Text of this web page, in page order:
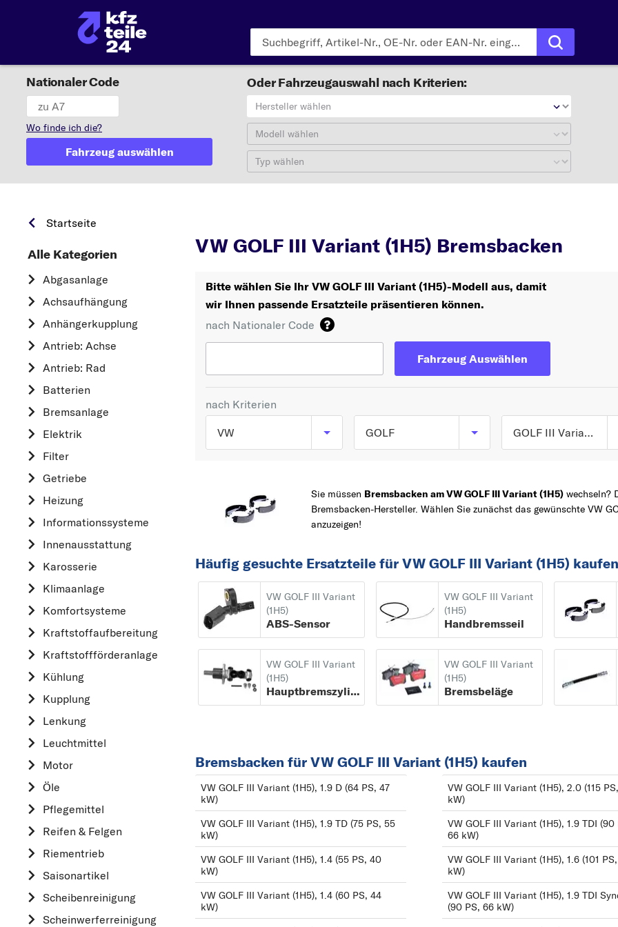
Nationaler Code
Wo finde ich die?
Fahrzeug auswählen
Oder Fahrzeugauswahl nach Kriterien:
Hersteller wählen
Modell wählen
Typ wählen
Startseite
Alle Kategorien
Abgasanlage
Achsaufhängung
Anhängerkupplung
Antrieb: Achse
Antrieb: Rad
Batterien
Bremsanlage
Elektrik
Filter
Getriebe
Heizung
Informationssysteme
Innenausstattung
Karosserie
Klimaanlage
Komfortsysteme
Kraftstoff­aufbereitung
Kraftstoff­förderanlage
Kühlung
Kupplung
Lenkung
Leuchtmittel
Motor
Öle
Pflegemittel
Reifen & Felgen
Riementrieb
Saisonartikel
Scheibenreinigung
Scheinwerferreinigung
VW GOLF III Variant (1H5) Bremsbacken
Bitte wählen Sie Ihr VW GOLF III Variant (1H5)-Modell aus, damit
wir Ihnen passende Ersatzteile präsentieren können.
nach Nationaler Code
Fahrzeug Auswählen
nach Kriterien
VW
OPEL
AUDI
ALFA ROMEO
AUDI
BMW
D
DACIA
DAIHATSU
F
FIAT
FORD
HONDA
GOLF
POLO
CADDY
181
CADDY
CC
CRAFTER 30-35
CRAFTER 30-50
E
EOS
GOLF III Variant (1H5) ab 07/1993 bis 04/1999
GOLF I Cabriolet
GOLF II (19E, 1G1) ab
08/1983 bis 12/1992
GOLF III (1H1) ab
GOLF III Cabriolet
(1E7) ab 07/1993 bis
04/1999
GOLF IV (1J1) ab
GOLF IV Cabriolet
06/2002
GOLF IV Variant
ab 05/1999 bis
Sie müssen Bremsbacken am VW GOLF III Variant (1H5) wechseln?
Bremsbacken-Hersteller. Wählen Sie zunächst das gewünschte VW
anzuzeigen!
Häufig gesuchte Ersatzteile für VW GOLF III Variant (1H5) kaufen
VW GOLF III Variant
(1H5)
ABS-Sensor
VW GOLF III Variant
(1H5)
Handbremsseil
VW GOLF III Variant
(1H5)
Hauptbremszylinder
VW GOLF III Variant
(1H5)
Bremsbeläge
Bremsbacken für VW GOLF III Variant (1H5) kaufen
VW GOLF III Variant (1H5), 1.9 D (64 PS, 47
kW)
VW GOLF III Variant (1H5), 1.9 TD (75 PS, 55
kW)
VW GOLF III Variant (1H5), 1.4 (55 PS, 40
kW)
VW GOLF III Variant (1H5), 1.4 (60 PS, 44
kW)
VW GOLF III Variant (1H5), 2.0 (115
kW)
VW GOLF III Variant (1H5), 1.9 TDI (90
66 kW)
VW GOLF III Variant (1H5), 1.6 (101
kW)
VW GOLF III Variant (1H5), 1.9 TDI
(90 PS, 66 kW)